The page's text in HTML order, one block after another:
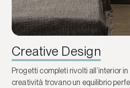
Creative Design
Progetti completi rivolti all’interior
creatività trovano un equilibrio